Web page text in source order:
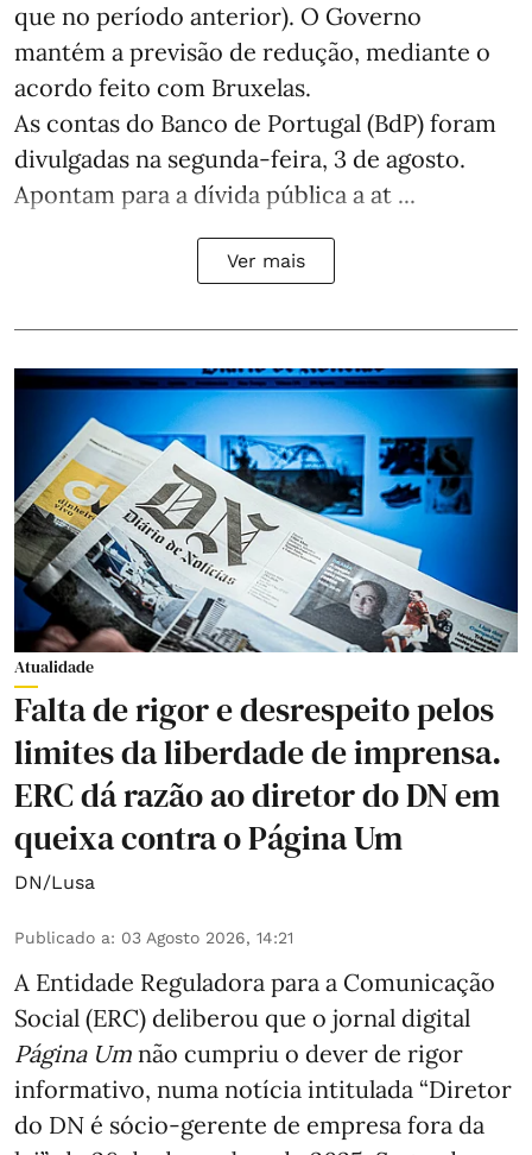
que no período anterior). O Governo
mantém a previsão de redução, mediante o
acordo feito com Bruxelas.
As contas do Banco de Portugal (BdP) foram
divulgadas na segunda-feira, 3 de agosto.
Apontam para a dívida pública a at ...
Ver mais
Atualidade
Falta de rigor e desrespeito pelos
limites da liberdade de imprensa.
ERC dá razão ao diretor do DN em
queixa contra o Página Um
DN/Lusa
Publicado a: 03 Agosto 2026, 14:21
A Entidade Reguladora para a Comunicação
Social (ERC) deliberou que o jornal digital
Página Um não cumpriu o dever de rigor
informativo, numa notícia intitulada “Diretor
do DN é sócio‑gerente de empresa fora da